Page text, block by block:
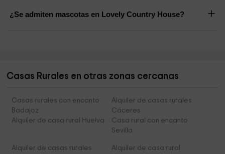
¿Se admiten mascotas en Lovely Country House?
Casas Rurales en otras zonas cercanas
Casas rurales con encanto
Badajoz
Alquiler de casas rurales
Cáceres
Alquiler de casa rural Huelva
Casa rural con encanto
Sevilla
Alquiler de casas rurales
Alquiler de casa rural